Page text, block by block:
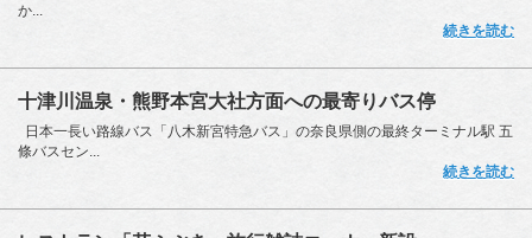
か...
続きを読む
十津川温泉・熊野本宮大社方面への最寄りバス停
日本一長い路線バス「八木新宮特急バス」の奈良県側の最終ターミナル駅 五
條バスセン...
続きを読む